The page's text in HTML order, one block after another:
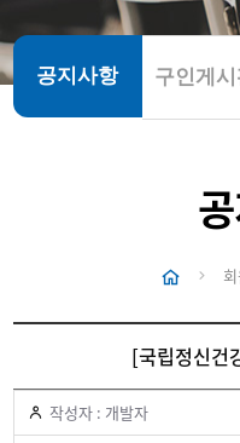
공지사항 구인게
[국립정신건
작성자 : 개발자